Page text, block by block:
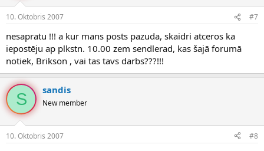
10. Oktobris 2007 #7
nesapratu !!! a kur mans posts pazuda, skaidri atceros ka
iepostēju ap plkstn. 10.00 zem sendlerad, kas šajā forumā
notiek, Brikson , vai tas tavs darbs???!!!
S sandis
New member
10. Oktobris 2007 #8